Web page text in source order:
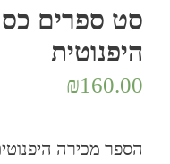
סט ספרים
היפנוטית
₪160.00
הספר מכירה